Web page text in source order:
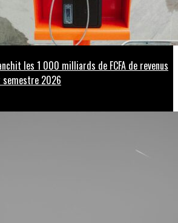
les 1 000 milliards de FCFA de revenus
semestre 2026